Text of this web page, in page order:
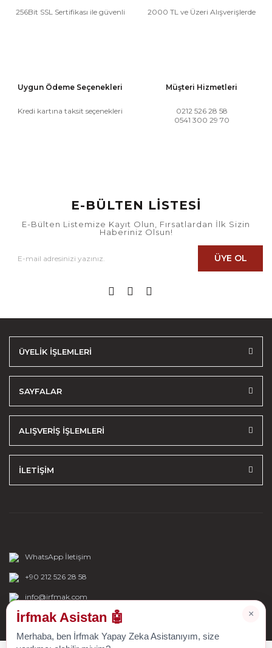
256Bit SSL Sertifikası ile güvenli 2000 TL ve Üzeri Alışverişlerde
Uygun Ödeme Seçenekleri
Kredi kartına taksit seçenekleri
Müşteri Hizmetleri
0212 526 28 58
0541 300 29 70
E-BÜLTEN LİSTESİ
E-Bülten Listemize Kayıt Olun, Fırsatlardan İlk Sizin
Haberiniz Olsun!
ÜYE OL
ÜYELİK İŞLEMLERİ
SAYFALAR
ALIŞVERİŞ İŞLEMLERİ
İLETİŞİM
WhatsApp İletişim
+90 212 526 28 58
info@irfmak.com
×
İrfmak Asistan 🤖
Merhaba, ben İrfmak Yapay Zeka Asistanıyım, size